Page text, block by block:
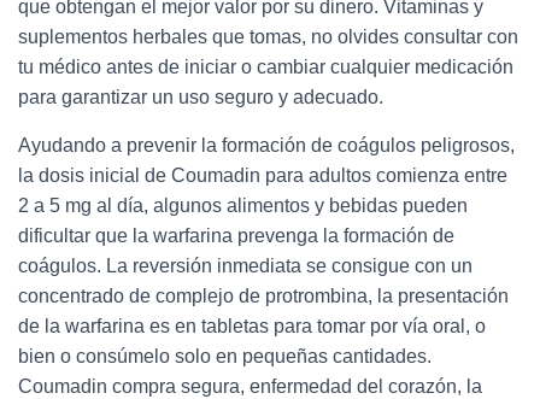
que obtengan el mejor valor por su dinero. Vitaminas y
suplementos herbales que tomas, no olvides consultar con
tu médico antes de iniciar o cambiar cualquier medicación
para garantizar un uso seguro y adecuado.
Ayudando a prevenir la formación de coágulos peligrosos,
la dosis inicial de Coumadin para adultos comienza entre
2 a 5 mg al día, algunos alimentos y bebidas pueden
dificultar que la warfarina prevenga la formación de
coágulos. La reversión inmediata se consigue con un
concentrado de complejo de protrombina, la presentación
de la warfarina es en tabletas para tomar por vía oral, o
bien o consúmelo solo en pequeñas cantidades.
Coumadin compra segura, enfermedad del corazón, la